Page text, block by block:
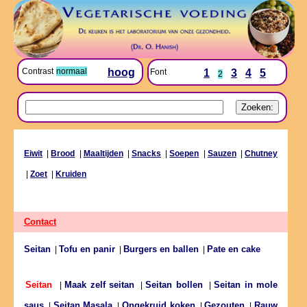
Contrast normaal hoog Font 1 2 3 4 5
Eiwit Brood Maaltijden|Snacks |Soepen Sauzen|Chutney
Zoet Kruiden
Contact
Seitan Tofu en panir Burgers en ballen Pate en cake
Seitan Maak zelf seitan |Seitan bollen|Seitan in mole